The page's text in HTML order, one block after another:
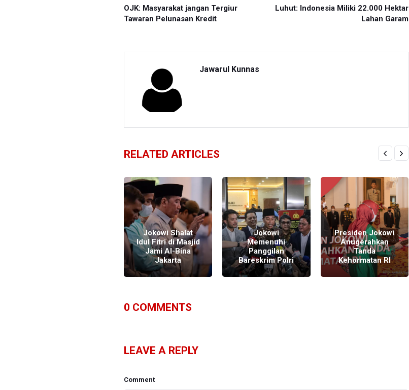
OJK: Masyarakat jangan Tergiur
Tawaran Pelunasan Kredit
Luhut: Indonesia Miliki 22.000 Hektar
Lahan Garam
Jawarul Kunnas
RELATED ARTICLES
Jokowi Shalat
Idul Fitri di Masjid
Jami Al-Bina
Jakarta
Jokowi
Memenuhi
Panggilan
Bareskrim Polri
Presiden Jokowi
Anugerahkan
Tanda
Kehormatan RI
0 COMMENTS
LEAVE A REPLY
Comment